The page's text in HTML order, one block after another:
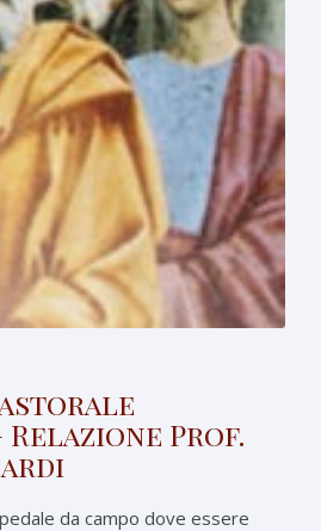
Relazione Prof.
da campo dove essere